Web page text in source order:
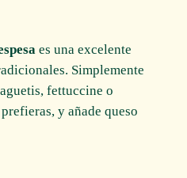
es una excelente
Simplemente
fettuccine o
y añade queso